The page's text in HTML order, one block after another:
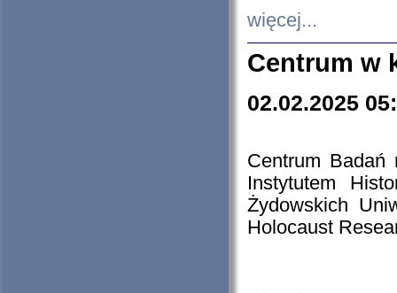
więcej...
Centrum w
02.02.2025
Centrum Badań
Instytutem
Żydowskich
Holocaust